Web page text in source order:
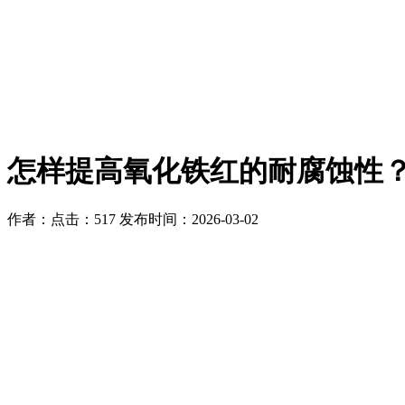
怎样提高氧化铁红的耐腐蚀性
作者： 点击：517 发布时间：2026-03-02